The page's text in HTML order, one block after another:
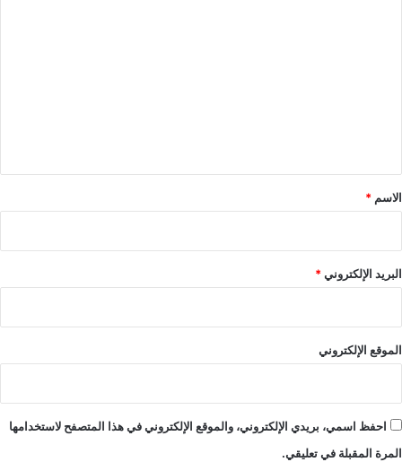
*
الاسم *
البريد الإلكتروني*
الموقع الإلكتروني
احفظ اسمي، بريدي الإلكتروني، والموقع الإلكتروني في هذا المتصفح لاستخدامها
المرة المقبلة في تعليقي.